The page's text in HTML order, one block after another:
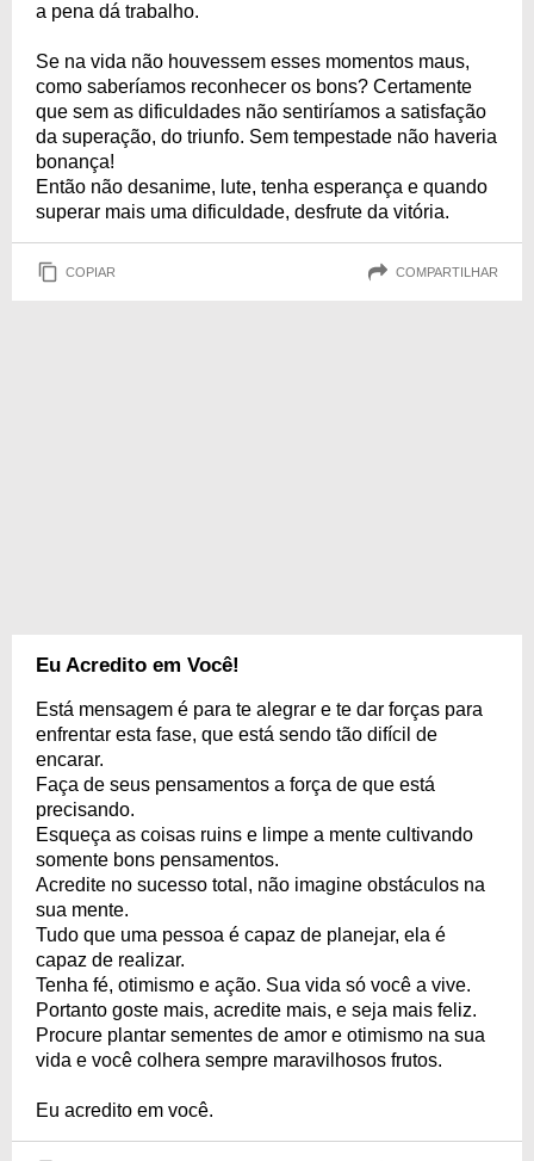
a pena dá trabalho.
Se na vida não houvessem esses momentos maus,
como saberíamos reconhecer os bons? Certamente
que sem as dificuldades não sentiríamos a satisfação
da superação, do triunfo. Sem tempestade não haveria
bonança!
Então não desanime, lute, tenha esperança e quando
superar mais uma dificuldade, desfrute da vitória.
COPIAR COMPARTILHAR
Eu Acredito em Você!
Está mensagem é para te alegrar e te dar forças para
enfrentar esta fase, que está sendo tão difícil de
encarar.
Faça de seus pensamentos a força de que está
precisando.
Esqueça as coisas ruins e limpe a mente cultivando
somente bons pensamentos.
Acredite no sucesso total, não imagine obstáculos na
sua mente.
Tudo que uma pessoa é capaz de planejar, ela é
capaz de realizar.
Tenha fé, otimismo e ação. Sua vida só você a vive.
Portanto goste mais, acredite mais, e seja mais feliz.
Procure plantar sementes de amor e otimismo na sua
vida e você colhera sempre maravilhosos frutos.
Eu acredito em você.